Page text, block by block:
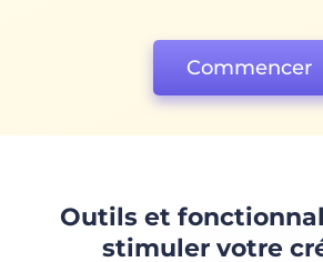
Commencer
Outils et
stimuler votre